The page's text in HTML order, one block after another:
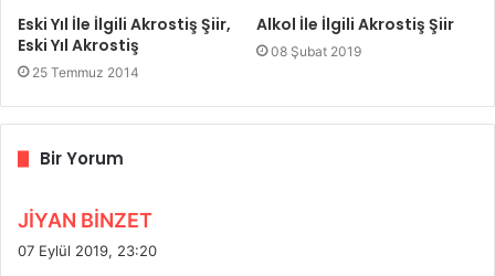
Eski Yıl İle İlgili Akrostiş Şiir,
Eski Yıl Akrostiş
25 Temmuz 2014
Alkol İle İlgili Akrostiş Şiir
08 Şubat 2019
Bir Yorum
JİYAN BİNZET
07 Eylül 2019, 23:20